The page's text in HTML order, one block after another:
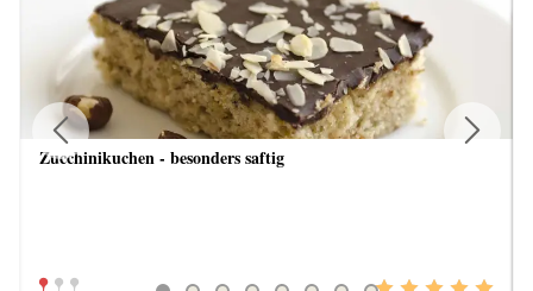
Zucchinikuchen - besonders saftig
Previous